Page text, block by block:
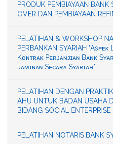
PRODUK PEMBIAYAAN BANK
OVER DAN PEMBIAYAAN
PELATIHAN & WORKSHOP
PERBANKAN SYARIAH
Kᴏɴᴛʀᴀᴋ Pᴇʀᴊᴀɴᴊɪᴀɴ Bᴀɴᴋ
Jᴀᴍɪɴᴀɴ Sᴇᴄᴀʀᴀ Sʏᴀʀɪᴀʜ"
PELATIHAN DENGAN
AHU UNTUK BADAN USAHA
BIDANG SOCIAL ENTERPRISE
PELATIHAN NOTARIS BANK